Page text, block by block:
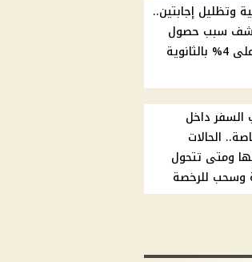
وتظليل إجابتين..
سبب حصول
ريم محمد على 4% بالثانوية
داخل
الحالات
ومتى تتحول
وسحب للرخصة